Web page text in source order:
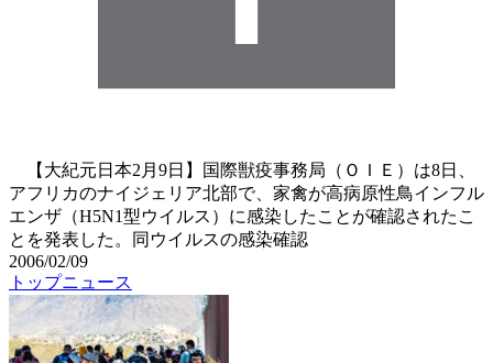
【大紀元日本2月9日】国際獣疫事務局（ＯＩＥ）は8日、
アフリカのナイジェリア北部で、家禽が高病原性鳥インフル
エンザ（H5N1型ウイルス）に感染したことが確認されたこ
とを発表した。同ウイルスの感染確認
2006/02/09
トップニュース